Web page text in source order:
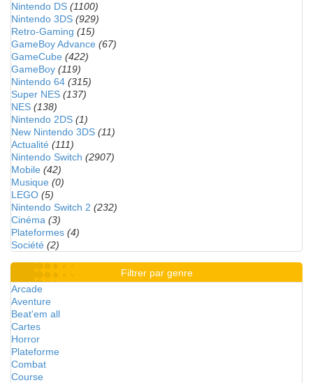
Nintendo DS (1100)
Nintendo 3DS (929)
Retro-Gaming (15)
GameBoy Advance (67)
GameCube (422)
GameBoy (119)
Nintendo 64 (315)
Super NES (137)
NES (138)
Nintendo 2DS (1)
New Nintendo 3DS (11)
Actualité (111)
Nintendo Switch (2907)
Mobile (42)
Musique (0)
LEGO (5)
Nintendo Switch 2 (232)
Cinéma (3)
Plateformes (4)
Société (2)
Filtrer par genre
Arcade
Aventure
Beat'em all
Cartes
Horror
Plateforme
Combat
Course